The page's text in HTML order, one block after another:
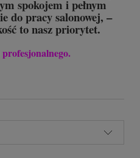
spokojem i pełnym
do pracy salonowej, –
to nasz priorytet.
kosztów płatności